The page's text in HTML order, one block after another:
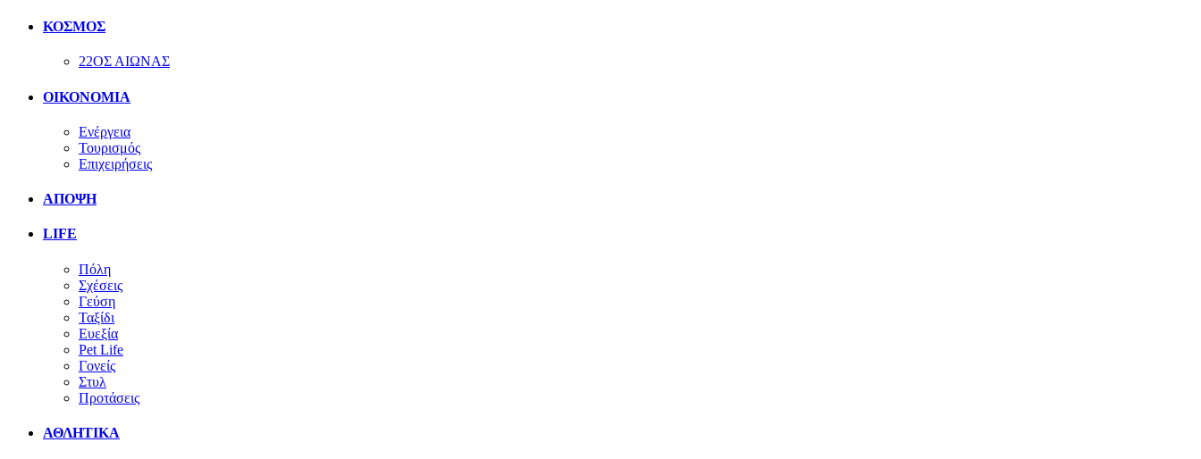
ΚΟΣΜΟΣ
22ΟΣ ΑΙΩΝΑΣ
ΟΙΚΟΝΟΜΙΑ
Ενέργεια
Τουρισμός
Επιχειρήσεις
ΑΠΟΨΗ
LIFE
Πόλη
Σχέσεις
Γεύση
Ταξίδι
Ευεξία
Pet Life
Γονείς
Στυλ
Προτάσεις
ΑΘΛΗΤΙΚΑ